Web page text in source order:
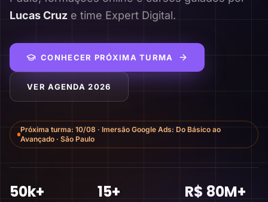
Lucas Cruz e time Expert Digital.
CONHECER PRÓXIMA TURMA
VER AGENDA 2026
Próxima turma: 10/08 · Imersão Google Ads: Do Básico ao
Avançado · São Paulo
50k+ 15+ R$ 80M+